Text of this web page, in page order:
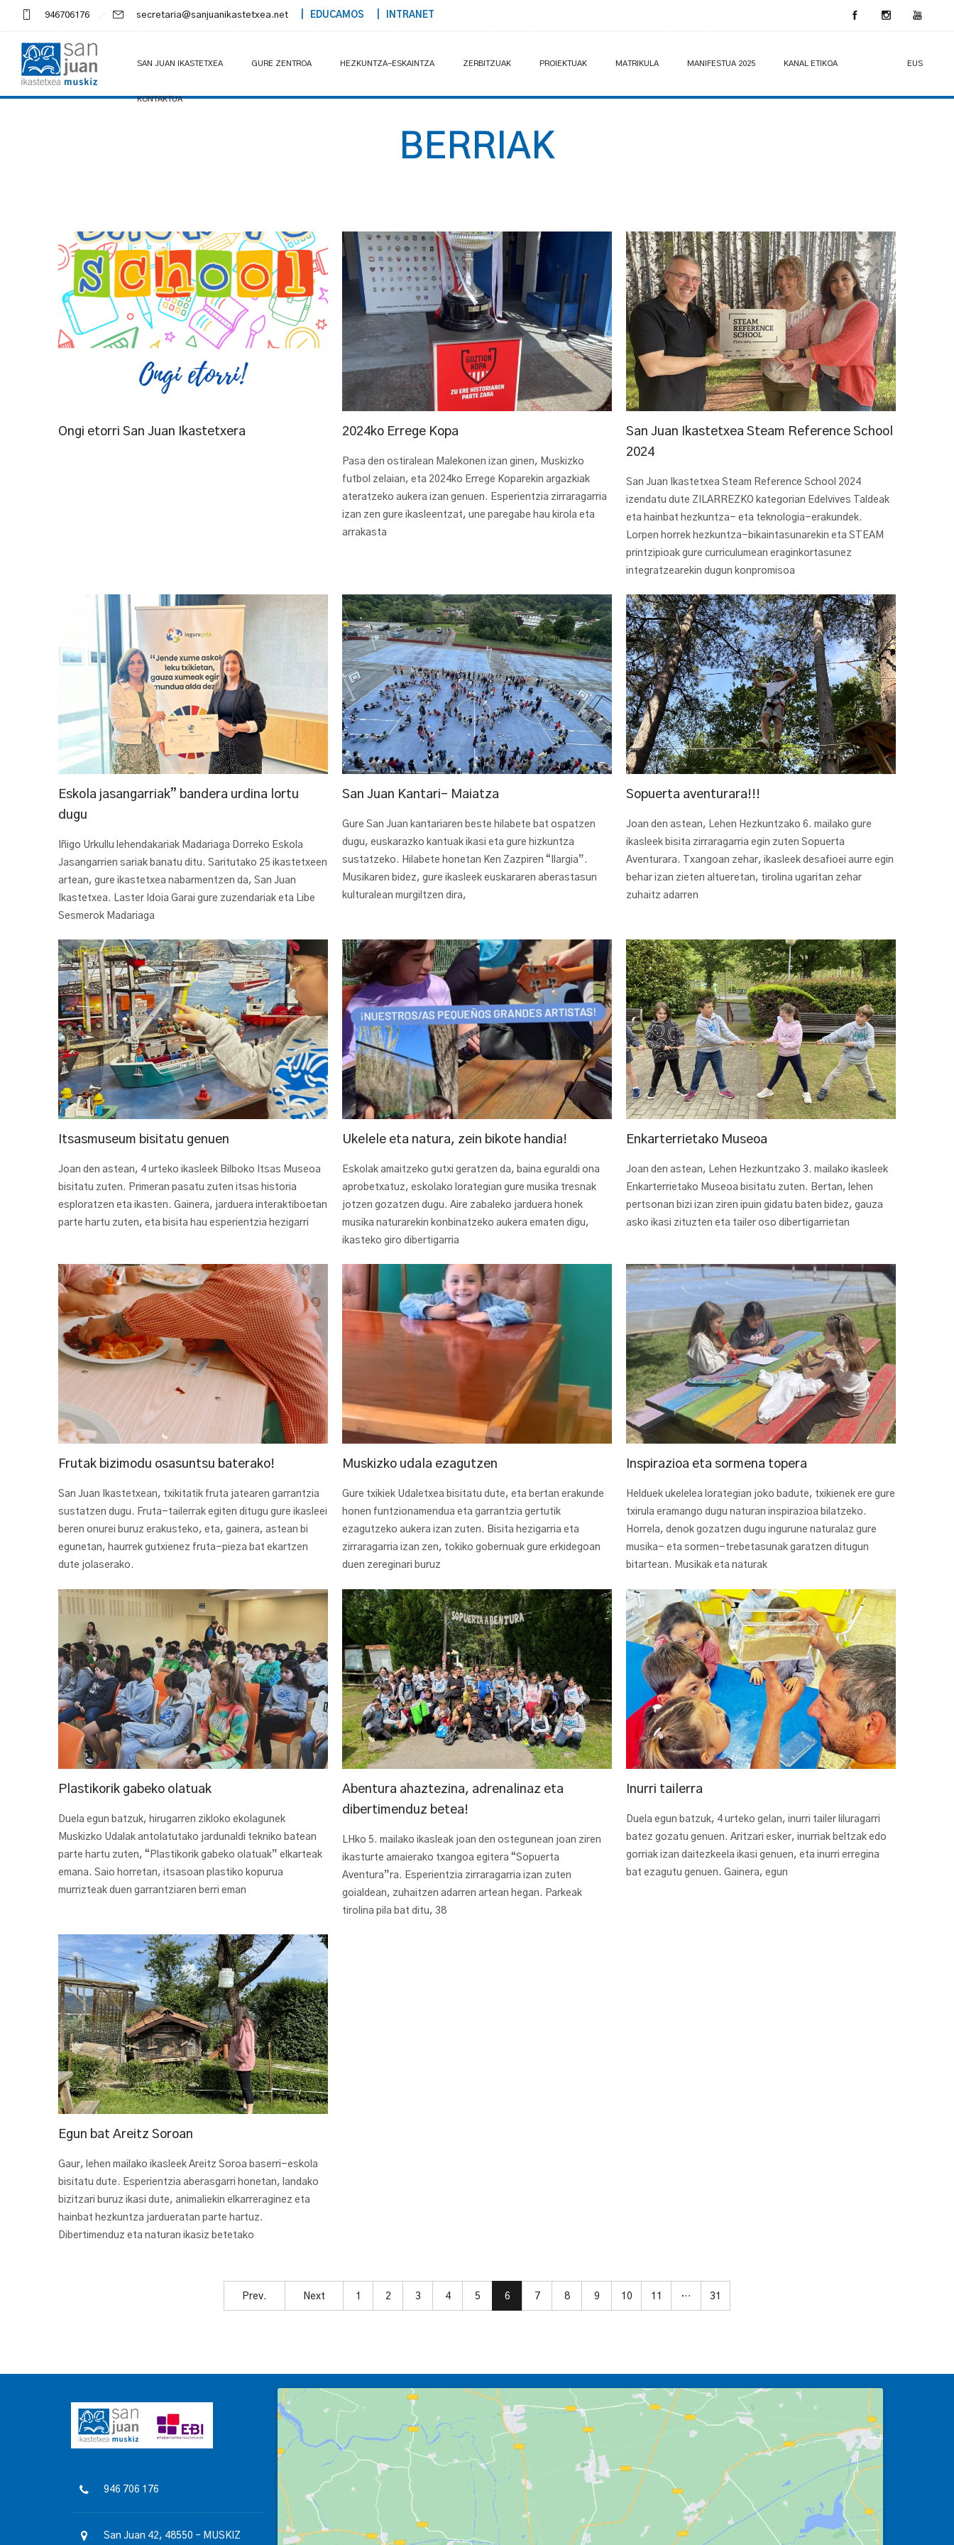
946706176 secretaria@sanjuanikastetxea.net | EDUCAMOS | INTRANET
EUS
SAN JUAN IKASTETXEA GURE ZENTROA HEZKUNTZA-ESKAINTZA ZERBITZUAK PROIEKTUAK MATRIKULA MANIFESTUA 2025 KANAL ETIKOA
KONTAKTUA
BERRIAK
Ongi etorri San Juan Ikastetxera 2024ko Errege Kopa
Pasa den ostiralean Malekonen izan ginen, Muskizko
futbol zelaian, eta 2024ko Errege Koparekin argazkiak
ateratzeko aukera izan genuen. Esperientzia zirraragarria
izan zen gure ikasleentzat, une paregabe hau kirola eta
arrakasta
San Juan Ikastetxea Steam Reference School
2024
San Juan Ikastetxea Steam Reference School 2024
izendatu dute ZILARREZKO kategorian Edelvives Taldeak
eta hainbat hezkuntza- eta teknologia-erakundek.
Lorpen horrek hezkuntza-bikaintasunarekin eta STEAM
printzipioak gure curriculumean eraginkortasunez
integratzearekin dugun konpromisoa
Eskola jasangarriak” bandera urdina lortu
dugu
Iñigo Urkullu lehendakariak Madariaga Dorreko Eskola
Jasangarrien sariak banatu ditu. Saritutako 25 ikastetxeen
artean, gure ikastetxea nabarmentzen da, San Juan
Ikastetxea. Laster Idoia Garai gure zuzendariak eta Libe
Sesmerok Madariaga
San Juan Kantari- Maiatza
Gure San Juan kantariaren beste hilabete bat ospatzen
dugu, euskarazko kantuak ikasi eta gure hizkuntza
sustatzeko. Hilabete honetan Ken Zazpiren “Ilargia”.
Musikaren bidez, gure ikasleek euskararen aberastasun
kulturalean murgiltzen dira,
Sopuerta aventurara!!!
Joan den astean, Lehen Hezkuntzako 6. mailako gure
ikasleek bisita zirraragarria egin zuten Sopuerta
Aventurara. Txangoan zehar, ikasleek desafioei aurre egin
behar izan zieten altueretan, tirolina ugaritan zehar
zuhaitz adarren
Itsasmuseum bisitatu genuen
Joan den astean, 4 urteko ikasleek Bilboko Itsas Museoa
bisitatu zuten. Primeran pasatu zuten itsas historia
esploratzen eta ikasten. Gainera, jarduera interaktiboetan
parte hartu zuten, eta bisita hau esperientzia hezigarri
Ukelele eta natura, zein bikote handia!
Eskolak amaitzeko gutxi geratzen da, baina eguraldi ona
aprobetxatuz, eskolako lorategian gure musika tresnak
jotzen gozatzen dugu. Aire zabaleko jarduera honek
musika naturarekin konbinatzeko aukera ematen digu,
ikasteko giro dibertigarria
Enkarterrietako Museoa
Joan den astean, Lehen Hezkuntzako 3. mailako ikasleek
Enkarterrietako Museoa bisitatu zuten. Bertan, lehen
pertsonan bizi izan ziren ipuin gidatu baten bidez, gauza
asko ikasi zituzten eta tailer oso dibertigarrietan
Frutak bizimodu osasuntsu baterako!
San Juan Ikastetxean, txikitatik fruta jatearen garrantzia
sustatzen dugu. Fruta-tailerrak egiten ditugu gure ikasleei
beren onurei buruz erakusteko, eta, gainera, astean bi
egunetan, haurrek gutxienez fruta-pieza bat ekartzen
dute jolaserako.
Muskizko udala ezagutzen
Gure txikiek Udaletxea bisitatu dute, eta bertan erakunde
honen funtzionamendua eta garrantzia gertutik
ezagutzeko aukera izan zuten. Bisita hezigarria eta
zirraragarria izan zen, tokiko gobernuak gure erkidegoan
duen zereginari buruz
Inspirazioa eta sormena topera
Helduek ukelelea lorategian joko badute, txikienek ere gure
txirula eramango dugu naturan inspirazioa bilatzeko.
Horrela, denok gozatzen dugu ingurune naturalaz gure
musika- eta sormen-trebetasunak garatzen ditugun
bitartean. Musikak eta naturak
Plastikorik gabeko olatuak
Duela egun batzuk, hirugarren zikloko ekolagunek
Muskizko Udalak antolatutako jardunaldi tekniko batean
parte hartu zuten, “Plastikorik gabeko olatuak” elkarteak
emana. Saio horretan, itsasoan plastiko kopurua
murrizteak duen garrantziaren berri eman
Abentura ahaztezina, adrenalinaz eta
dibertimenduz betea!
LHko 5. mailako ikasleak joan den ostegunean joan ziren
ikasturte amaierako txangoa egitera “Sopuerta
Aventura”ra. Esperientzia zirraragarria izan zuten
goialdean, zuhaitzen adarren artean hegan. Parkeak
tirolina pila bat ditu, 38
Inurri tailerra
Duela egun batzuk, 4 urteko gelan, inurri tailer liluragarri
batez gozatu genuen. Aritzari esker, inurriak beltzak edo
gorriak izan daitezkeela ikasi genuen, eta inurri erregina
bat ezagutu genuen. Gainera, egun
Egun bat Areitz Soroan
Gaur, lehen mailako ikasleek Areitz Soroa baserri-eskola
bisitatu dute. Esperientzia aberasgarri honetan, landako
bizitzari buruz ikasi dute, animaliekin elkarreraginez eta
hainbat hezkuntza jardueratan parte hartuz.
Dibertimenduz eta naturan ikasiz betetako
Prev. Next 1 2 3 4 5 6 7 8 9 10 11 … 31
946 706 176
San Juan 42, 48550 – MUSKIZ